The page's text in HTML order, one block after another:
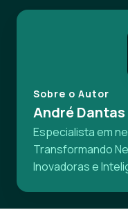
Sobre o Autor
André Dantas
Especialista em
Transformando
Inovadoras e